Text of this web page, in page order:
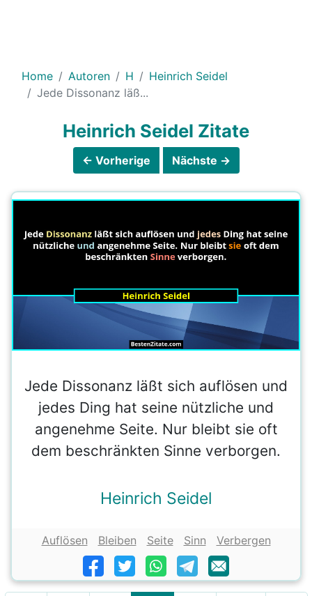
Home Autoren H
Heinrich Seidel
Jede Dissonanz läß...
Heinrich Seidel Zitate
← Vorherige Nächste →
Jede Dissonanz läßt sich auflösen und
jedes Ding hat seine nützliche und
angenehme Seite. Nur bleibt sie oft
dem beschränkten Sinne verborgen.
Heinrich Seidel
Auflösen Bleiben Seite Sinn Verbergen